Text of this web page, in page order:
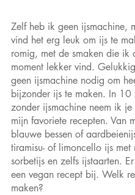
Zelf heb ik geen ijsmachine,
vind het erg leuk om ijs te
romig, met de smaken die ik
moment lekker vind.
geen ijsmachine nodig om
bijzonder ijs te maken. In 10
zonder ijsmachine neem ik je
mijn favoriete recepten. Van
blauwe bessen of
tiramisu- of limoncello ijs met
sorbetijs en zelfs ijstaarten.
een vegan recept bij. Welk
maken?